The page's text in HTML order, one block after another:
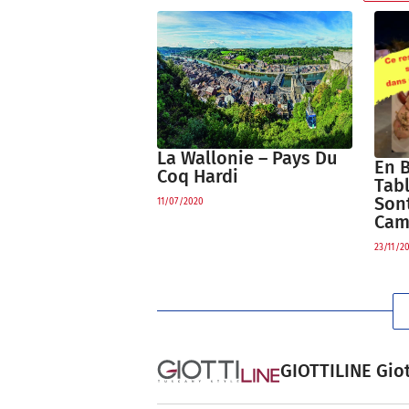
La Wallonie – Pays Du
Coq Hardi
11/07/2020
En
23/11/
GIOTTILINE